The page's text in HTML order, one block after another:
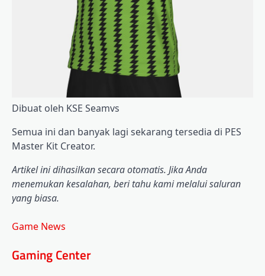
Dibuat oleh KSE Seamvs
Semua ini dan banyak lagi sekarang tersedia di PES
Master Kit Creator.
Artikel ini dihasilkan secara otomatis. Jika Anda
menemukan kesalahan, beri tahu kami melalui saluran
yang biasa.
Game News
Gaming Center